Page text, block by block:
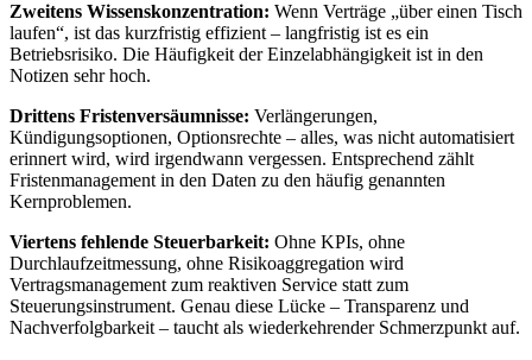
Zweitens Wissenskonzentration: Wenn Verträge „über einen Tisch
laufen“, ist das kurzfristig effizient – langfristig ist es ein
Betriebsrisiko. Die Häufigkeit der Einzelabhängigkeit ist in den
Notizen sehr hoch.
Drittens Fristenversäumnisse: Verlängerungen,
Kündigungsoptionen, Optionsrechte – alles, was nicht automatisiert
erinnert wird, wird irgendwann vergessen. Entsprechend zählt
Fristenmanagement in den Daten zu den häufig genannten
Kernproblemen.
Viertens fehlende Steuerbarkeit: Ohne KPIs, ohne
Durchlaufzeitmessung, ohne Risikoaggregation wird
Vertragsmanagement zum reaktiven Service statt zum
Steuerungsinstrument. Genau diese Lücke – Transparenz und
Nachverfolgbarkeit – taucht als wiederkehrender Schmerzpunkt auf.